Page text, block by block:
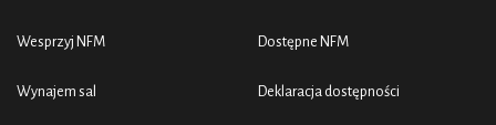
Wesprzyj NFM
Wynajem sal
Dostępne NFM
Deklaracja dostępności